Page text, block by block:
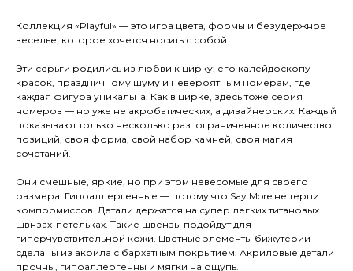
Коллекция «Playful» — это игра цвета, формы и безудержное
веселье, которое хочется носить с собой.
Эти серьги родились из любви к цирку: его калейдоскопу
красок, праздничному шуму и невероятным номерам, где
каждая фигура уникальна. Как в цирке, здесь тоже серия
номеров — но уже не акробатических, а дизайнерских. Каждый
показывают только несколько раз: ограниченное количество
позиций, своя форма, свой набор камней, своя магия
сочетаний.
Они смешные, яркие, но при этом невесомые для своего
размера. Гипоаллергенные — потому что Say More не терпит
компромиссов. Детали держатся на супер легких титановых
швнзах-петельках. Такие швензы подойдут для
гиперчувствительной кожи. Цветные элементы бижутерии
сделаны из акрила с бархатным покрытием. Акриловые детали
прочны, гипоаллергенны и мягки на ощупь.